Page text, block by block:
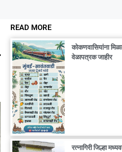
READ MORE
कोकणवासियांना
वेळापत्रक जाहीर
रत्नागिरी जिल्हा